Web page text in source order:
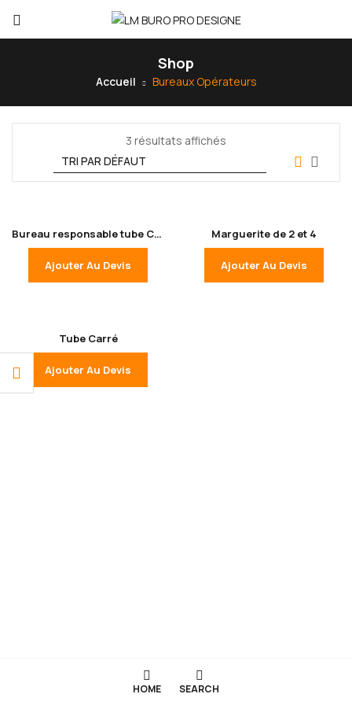
Shop
Accueil Bureaux Opérateurs
3 résultats affichés
Bureau responsable tube Carré
Ajouter Au Devis
Marguerite de 2 et 4
Ajouter Au Devis
Tube Carré
Ajouter Au Devis
HOME SEARCH